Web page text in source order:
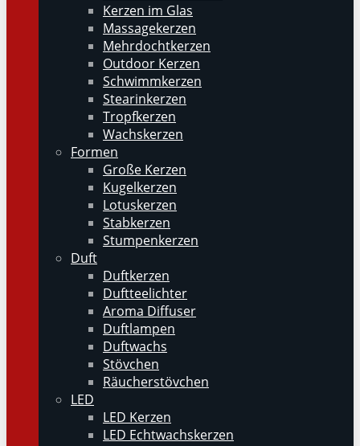
Kerzen im Glas
Massagekerzen
Mehrdochtkerzen
Outdoor Kerzen
Schwimmkerzen
Stearinkerzen
Tropfkerzen
Wachskerzen
Formen
Große Kerzen
Kugelkerzen
Lotuskerzen
Stabkerzen
Stumpenkerzen
Duft
Duftkerzen
Duftteelichter
Aroma Diffuser
Duftlampen
Duftwachs
Stövchen
Räucherstövchen
LED
LED Kerzen
LED Echtwachskerzen